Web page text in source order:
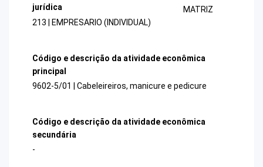
jurídica
213 | EMPRESARIO (INDIVIDUAL)
MATRIZ
Código e descrição da atividade econômica
principal
9602-5/01 | Cabeleireiros, manicure e pedicure
Código e descrição da atividade econômica
secundária
-